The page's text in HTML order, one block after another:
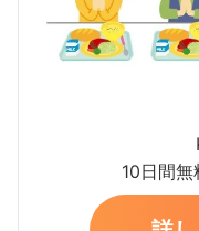
10日間